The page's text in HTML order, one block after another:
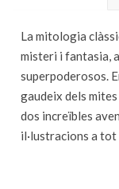
La mitologia
misteri i fantasia,
superpoderosos.
gaudeix dels
dos increïbles
il·lustracions a tot